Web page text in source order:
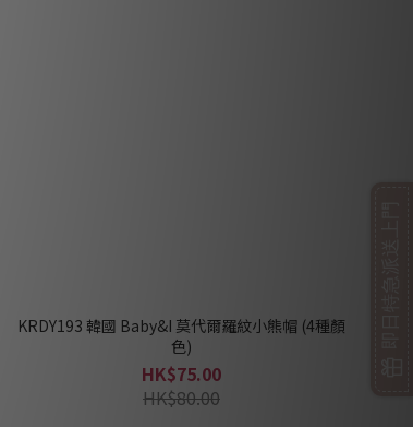
KRDY193 韓國 Baby&I 莫代爾羅紋小熊帽 (4種顏
色)
HK$75.00
HK$80.00